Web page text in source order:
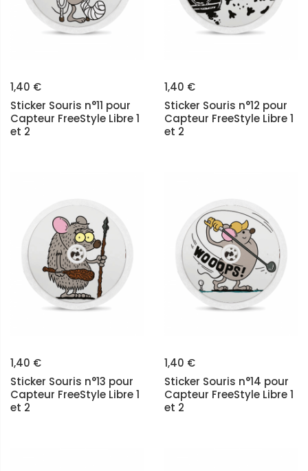
1,40 €
Sticker Souris n°11 pour
Capteur FreeStyle Libre 1
et 2
1,40 €
Sticker Souris n°12 pour
Capteur FreeStyle Libre 1
et 2
1,40 €
Sticker Souris n°13 pour
Capteur FreeStyle Libre 1
et 2
1,40 €
Sticker Souris n°14 pour
Capteur FreeStyle Libre 1
et 2